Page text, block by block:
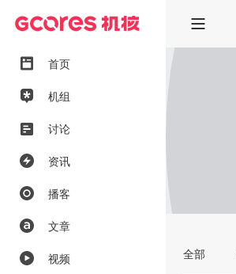
首页
机组
讨论
资讯
播客
文章
视频 全部